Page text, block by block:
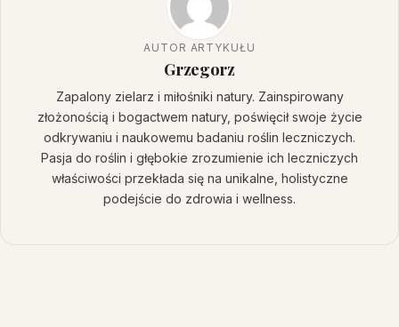
AUTOR ARTYKUŁU
Grzegorz
Zapalony zielarz i miłośniki natury. Zainspirowany
złożonością i bogactwem natury, poświęcił swoje życie
odkrywaniu i naukowemu badaniu roślin leczniczych.
Pasja do roślin i głębokie zrozumienie ich leczniczych
właściwości przekłada się na unikalne, holistyczne
podejście do zdrowia i wellness.